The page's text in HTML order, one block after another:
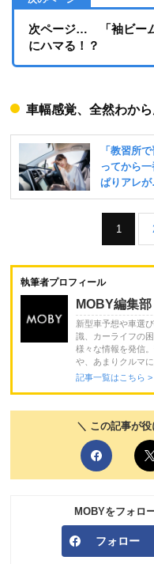
次ページ… 「袖ビー
にハマる！？
車幅感覚、全然わから
1
執筆者プロフィール
MOBY編集部
新型車予想や車選
識、カーライフの
様々な情報を発信
や、あまりクルマに
記事一覧はこちら >
＼ この記事が
MOBYをフォロ
フォロー